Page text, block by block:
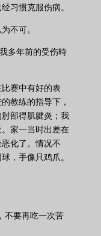
习惯克服伤病。
不可。
多年前的受伤時
赛中有好的表
教练的指导下，
部得肌腱炎；我
家一当时出差在
化了。情况不
，手像只鸡爪。
不要再吃一次苦